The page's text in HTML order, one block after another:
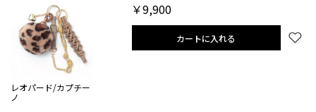
レオパード/カプチー
ノ
￥9,900
カートに入れる